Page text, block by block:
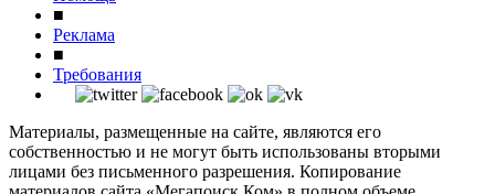
■
Реклама
■
Требования
Материалы, размещенные на сайте, являются его
собственностью и не могут быть использованы вторыми
лицами без письменного разрешения. Копирование